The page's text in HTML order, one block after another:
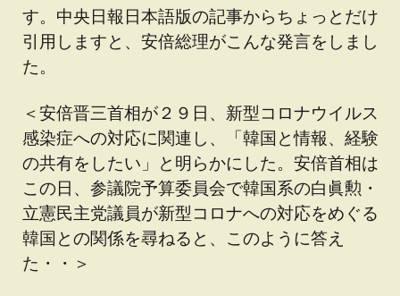
す。中央日報日本語版の記事からちょっとだけ
引用しますと、安倍総理がこんな発言をしまし
た。
＜安倍晋三首相が２９日、新型コロナウイルス
感染症への対応に関連し、「韓国と情報、経験
の共有をしたい」と明らかにした。安倍首相は
この日、参議院予算委員会で韓国系の白眞勲・
立憲民主党議員が新型コロナへの対応をめぐる
韓国との関係を尋ねると、このように答え
た・・＞